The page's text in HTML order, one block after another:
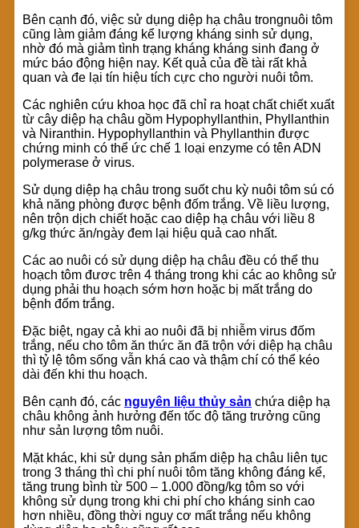
Bên cạnh đó, việc sử dụng diệp hạ châu trongnuôi tôm
cũng làm giảm đáng kể lượng kháng sinh sử dụng,
nhờ đó mà giảm tình trạng kháng kháng sinh đang ở
mức báo động hiện nay. Kết quả của đề tài rất khả
quan và đe lại tín hiệu tích cực cho người nuôi tôm.
Các nghiên cứu khoa học đã chỉ ra hoạt chất chiết xuất
từ cây diệp hạ châu gồm Hypophyllanthin, Phyllanthin
và Niranthin. Hypophyllanthin và Phyllanthin được
chứng minh có thể ức chế 1 loại enzyme có tên ADN
polymerase ở virus.
Sử dụng diệp hạ châu trong suốt chu kỳ nuôi tôm sú có
khả năng phòng được bệnh đốm trắng. Về liều lượng,
nên trộn dịch chiết hoặc cao diệp hạ châu với liều 8
g/kg thức ăn/ngày đem lại hiệu quả cao nhất.
Các ao nuôi có sử dụng diệp hạ châu đều có thể thu
hoạch tôm đươc trên 4 tháng trong khi các ao không sử
dụng phải thu hoạch sớm hơn hoặc bị mất trắng do
bệnh đốm trắng.
Đặc biệt, ngay cả khi ao nuôi đã bị nhiễm virus đốm
trắng, nếu cho tôm ăn thức ăn đã trộn với diệp hạ châu
thì tỷ lệ tôm sống vẫn khá cao và thậm chí có thể kéo
dài đến khi thu hoạch.
Bên cạnh đó, các nguyên liệu thủy sản chứa diệp hạ
châu không ảnh hưởng đến tốc độ tăng trưởng cũng
như sản lượng tôm nuôi.
Mặt khác, khi sử dụng sản phẩm diệp hạ châu liên tục
trong 3 tháng thì chi phí nuôi tôm tăng không đáng kể,
tăng trung bình từ 500 – 1.000 đồng/kg tôm so với
không sử dụng trong khi chi phí cho kháng sinh cao
hơn nhiều, đồng thời nguy cơ mất trắng nếu không